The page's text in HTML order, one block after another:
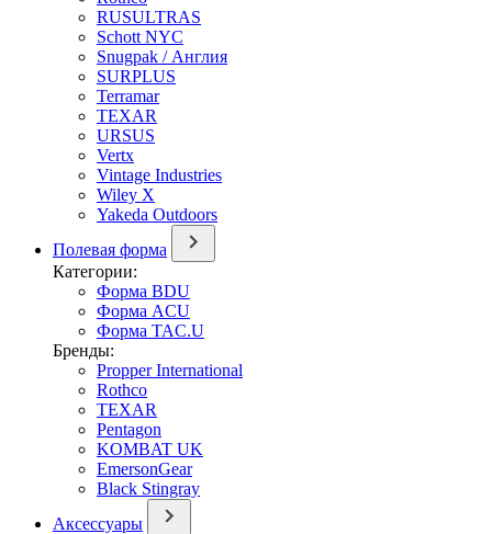
RUSULTRAS
Schott NYC
Snugpak / Англия
SURPLUS
Terramar
TEXAR
URSUS
Vertx
Vintage Industries
Wiley X
Yakeda Outdoors
Полевая форма
Категории:
Форма BDU
Форма ACU
Форма TAC.U
Бренды:
Propper International
Rothco
TEXAR
Pentagon
KOMBAT UK
EmersonGear
Black Stingray
Аксессуары